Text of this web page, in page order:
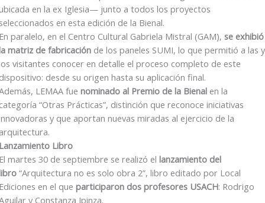
en la ex Iglesia— junto a todos los proyectos
en esta edición de la Bienal.
paralelo, en el Centro Cultural Gabriela Mistral (GAM), se exhibió
matriz de fabricaciónde los paneles SUMI, lo que permitió a las y
visitantes conocer en detalle el proceso completo de este
desde su origen hasta su aplicación final.
LEMAA fue nominado al Premio de la Bienalen la
“Otras Prácticas”, distinción que reconoce iniciativas
y que aportan nuevas miradas al ejercicio de la
Libro
martes 30 de septiembre se realizó el lanzamiento del
“Arquitectura no es solo obra 2”, libro editado por Local
en el que participaron dos profesores USACH: Rodrigo
y Constanza Ipinza.